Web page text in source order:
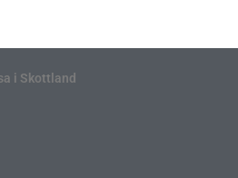
i Skottland